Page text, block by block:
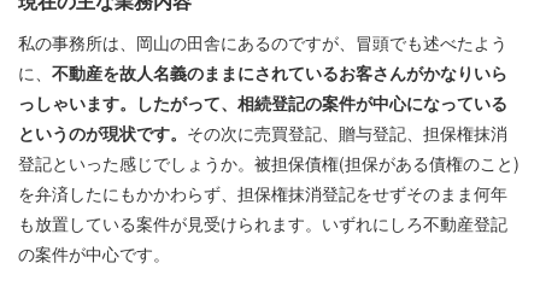
私の事務所は、岡山の田舎にあるのですが、冒頭でも述べたよう
に、 不動産を故人名義のままにされているお客さんがかなりいら
っしゃいます。したがって、相続登記の案件が中心になっている
というのが現状です。 その次に売買登記、贈与登記、担保権抹消
登記といった感じでしょうか。被担保債権(担保がある債権のこと)
を弁済したにもかかわらず、担保権抹消登記をせずそのまま何年
も放置している案件が見受けられます。いずれにしろ不動産登記
の案件が中心です。